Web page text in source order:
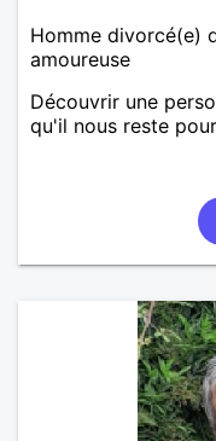
Homme divorcé(e)
amoureuse
Découvrir une
qu'il nous reste